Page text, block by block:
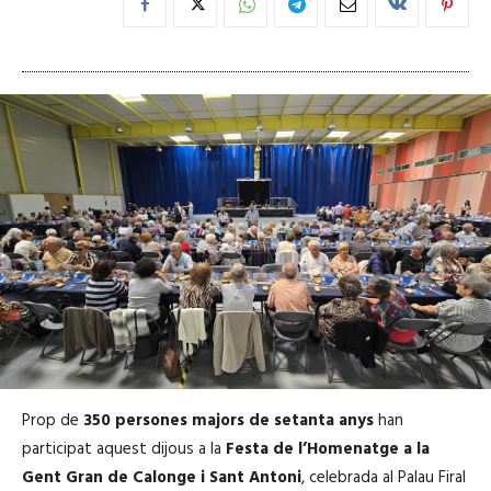
Prop de 350 persones majors de setanta anyshan
participat aquest dijous a la Festa de l’Homenatge a la
Gent Gran de Calonge i Sant Antoni, celebrada al Palau Firal